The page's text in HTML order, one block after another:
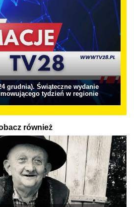
grudnia). Świąteczne wydanie
tydzień w regionie
również